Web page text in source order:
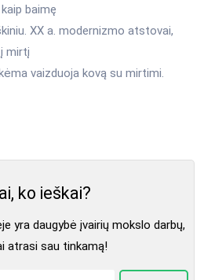
baimę
XX a. modernizmo atstovai,
mirtį
vaizduoja kovą su mirtimi.
ko ieškai?
yra daugybė įvairių mokslo darbų,
atrasi sau tinkamą!